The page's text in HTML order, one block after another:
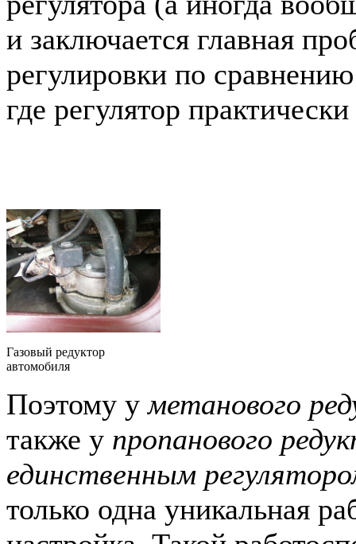
и заключается главная
регулировки по
где регулятор
Газовый редуктор
автомобиля
Поэтому уметанового
также у пропанового
единственным
только одна уникальная